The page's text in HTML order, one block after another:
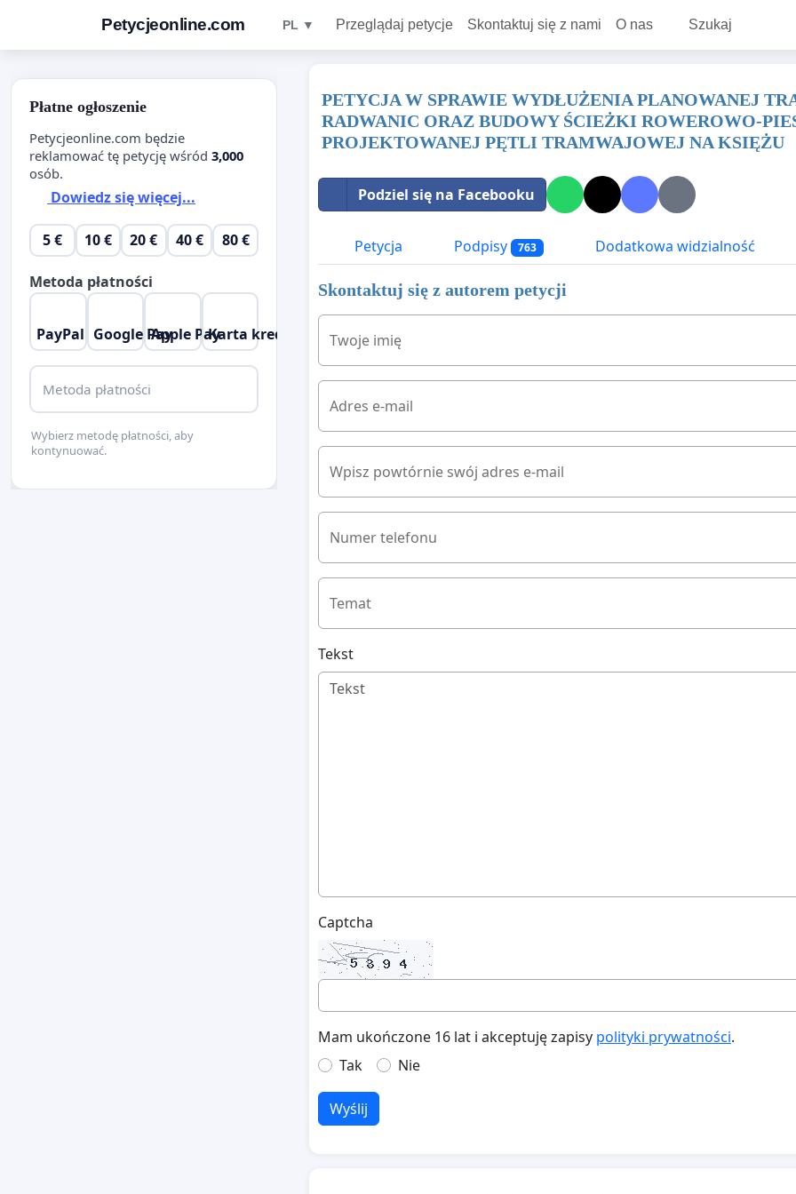
Petycjeonline.com PL ▼ Przeglądaj petycje Skontaktuj się z nami O nas Szukaj
PETYCJA W SPRAWIE WYDŁUŻENIA PLANOWANEJ
RADWANIC ORAZ BUDOWY ŚCIEŻKI ROWEROWO-
PROJEKTOWANEJ PĘTLI TRAMWAJOWEJ NA KSIĘŻU
Podziel się na Facebooku
Petycja Podpisy 763 Dodatkowa widzialność
Skontaktuj się z autorem petycji
Twoje imię
Adres e-mail
Wpisz powtórnie swój adres e-mail
Numer telefonu
Temat
Tekst
Captcha
Mam ukończone 16 lat i akceptuję zapisy polityki prywatności.
Tak
Nie
Wyślij
Płatne ogłoszenie
Petycjeonline.com będzie
reklamować tę petycję wśród 3,000
osób.
Dowiedz się więcej...
5 € 10 € 20 € 40 € 80 €
Metoda płatności
PayPal Google PayApple PayKarta kredytowa
Metoda płatności
Wybierz metodę płatności, aby
kontynuować.